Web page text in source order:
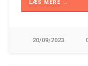
LÆS MERE →
20/09/2023